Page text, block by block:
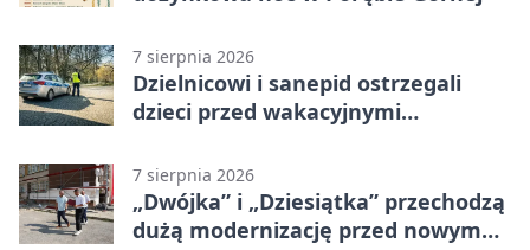
7 sierpnia 2026
Dzielnicowi i sanepid ostrzegali
dzieci przed wakacyjnymi
7 sierpnia 2026
„Dwójka” i „Dziesiątka” przechodzą
dużą modernizację przed nowym